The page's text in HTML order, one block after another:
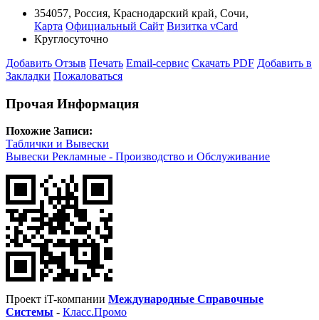
354057, Россия, Краснодарский край, Сочи,
Карта Официальный Сайт Визитка vCard
Круглосуточно
Добавить Отзыв Печать Email-сервис Скачать PDF Добавить в
Закладки Пожаловаться
Прочая Информация
Похожие Записи:
Таблички и Вывески
Вывески Рекламные - Производство и Обслуживание
Проект iT-компании Международные Справочные
Системы - Класс.Промо